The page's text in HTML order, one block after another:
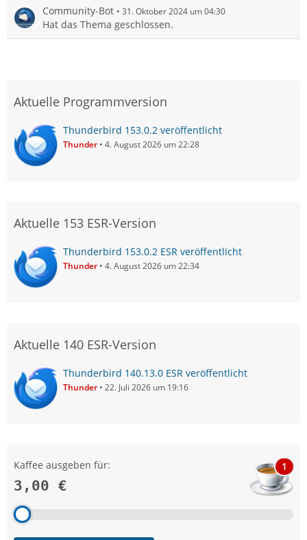
Community-Bot 31. Oktober 2024 um 04:30
Hat das Thema geschlossen.
Aktuelle Programmversion
Thunderbird 153.0.2 veröffentlicht
Thunder 4. August 2026 um 22:28
Aktuelle 153 ESR-Version
Thunderbird 153.0.2 ESR veröffentlicht
Thunder 4. August 2026 um 22:34
Aktuelle 140 ESR-Version
Thunderbird 140.13.0 ESR veröffentlicht
Thunder 22. Juli 2026 um 19:16
Kaffee ausgeben für:
3,00 €
1